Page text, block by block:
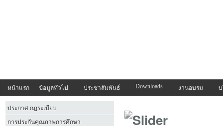
หน้าแรก ข้อมูลทั่วไป ประชาสัมพันธ์ Downloads งานอบรม บ
ประกาศ กฏระเบียบ
การประกันคุณภาพการศึกษา